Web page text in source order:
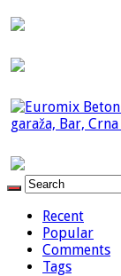
Recent
Popular
Comments
Tags